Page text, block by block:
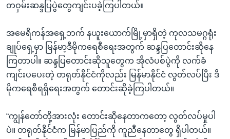
ပင်မ
ညွန်း
စာမျက်နှာ
ကျော်
ကြည့်
ရှာဖွေ
ရန်
ရုပ်ရှင်ထဲက အင်္ဂလိပ်စာ
သုတပဒေသာ အင်္ဂလိပ်စာ
တီဗွီ
ရေဒီယို/တီဗွီအစီအစဉ်
Learning English
ဗွီအိုအေ လူမှုကွန်ယက်များ
ဘာသာစကားများ
တဝှမ်းဆန္ဒပြပွဲတွေကျင်းပခဲ့ကြပါတယ်။
အမေရိကန်အရှေ့ဘက် နယူးယောက်မြို့မှာရှိတဲ့ ကုလသမဂ္ဂရုံး
ချုပ်ရှေ့မှာ မြန်မာ့ဒီမိုကရေစီရေးအတွက် ဆန္ဒပြတောင်းဆိုနေ
ကြတာပါ။ ဆန္ဒပြတောင်းဆိုသူတွေက အိုလံပစ်ပွဲကို လက်ခံ
ကျင်းပပေးတဲ့ တရုတ်နိုင်ငံကိုလည်း မြန်မာနိုင်ငံ လွတ်လပ်ပြီး ဒီ
မိုကရေစီရရှိရေးအတွက် တောင်းဆိုခဲ့ကြပါတယ်။
“ကျွန်တော်တို့အားလုံး တောင်းဆိုနေတာကတော့ လွတ်လပ်မှုပါ
ပဲ။ တရုတ်နိုင်ငံက မြန်မာပြည်ကို ကူညီနေတာတွေ ရှိပါတယ်။